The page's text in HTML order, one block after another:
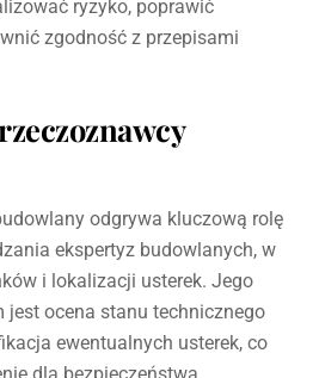
ryzyko, poprawić
zgodność z przepisami
odgrywa kluczową rolę
ekspertyz budowlanych, w
i lokalizacji usterek. Jego
jest ocena stanu technicznego
ewentualnych usterek, co